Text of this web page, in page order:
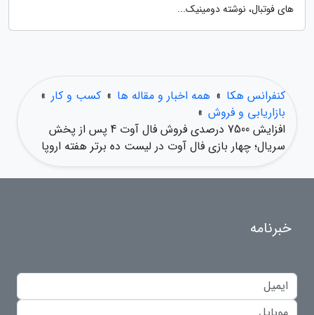
های فوتبال، نوشته دومینیک...
کنفرانس هکا » همه اخبار و مقاله ها » کسب و کار »
بازاریابی و فروش »
افزایش 7500 درصدی فروش فال آوت 4 پس از پخش
سریال؛ چهار بازی فال آوت در لیست ده برتر هفته اروپا
خبرنامه